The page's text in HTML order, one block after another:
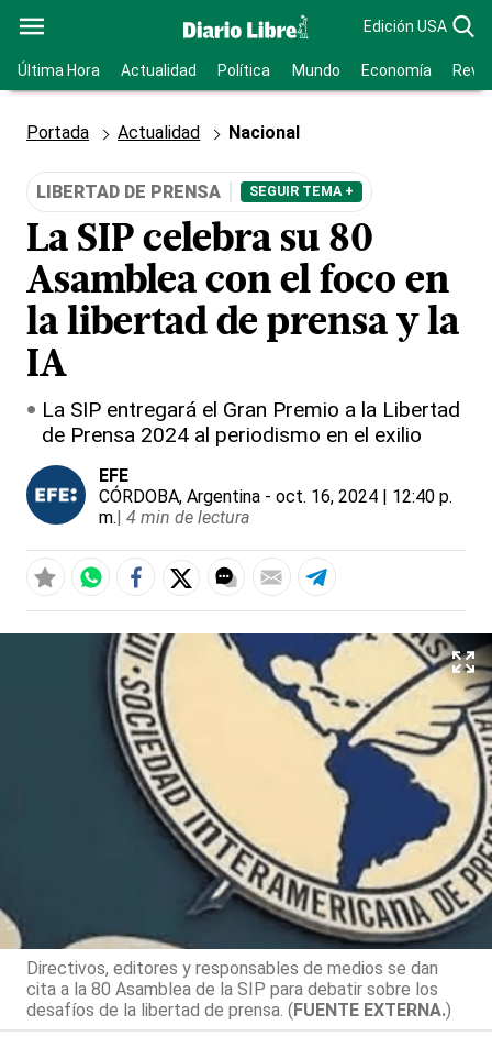
Edición USA
Última Hora Actualidad Política Mundo Economía
Portada Actualidad Nacional
LIBERTAD DE PRENSA SEGUIR TEMA +
La SIP celebra su 80
Asamblea con el foco en
la libertad de prensa y la
IA
La SIP entregará el Gran Premio a la Libertad
de Prensa 2024 al periodismo en el exilio
EFE
CÓRDOBA, Argentina - oct. 16, 2024 | 12:40 p.
m.| 4 min de lectura
Directivos, editores y responsables de medios se dan
cita a la 80 Asamblea de la SIP para debatir sobre los
desafíos de la libertad de prensa. (FUENTE EXTERNA.)